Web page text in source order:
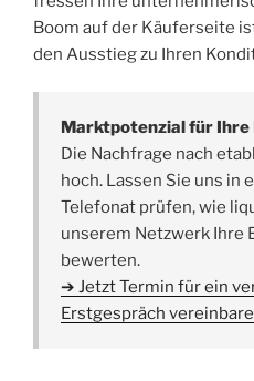
Boom auf der Käuferseite
den Ausstieg zu Ihren
Marktpotenzial für
Die Nachfrage nach
hoch. Lassen Sie uns in
Telefonat prüfen, wie
unserem Netzwerk Ihre
bewerten.
➔ Jetzt Termin für ein
Erstgespräch